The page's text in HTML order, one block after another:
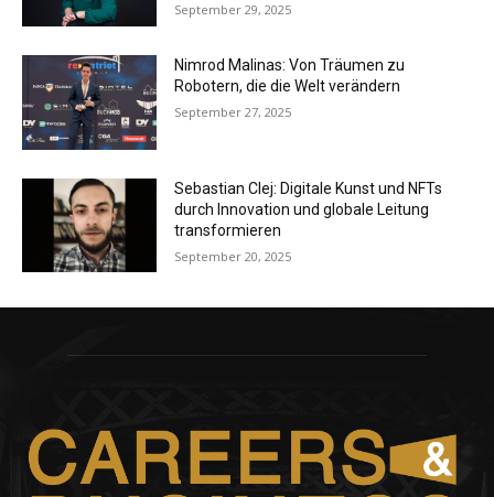
September 29, 2025
Nimrod Malinas: Von Träumen zu
Robotern, die die Welt verändern
September 27, 2025
Sebastian Clej: Digitale Kunst und NFTs
durch Innovation und globale Leitung
transformieren
September 20, 2025